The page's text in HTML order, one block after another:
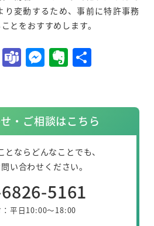
り変動するため、事前に特許事務
とをおすすめします。
T
m
s
M
e
n
g
er
E
n
ot
e
共
・ご相談はこちら
とならどんなことでも、
い合わせください。
5161
：平日10:00～18:00